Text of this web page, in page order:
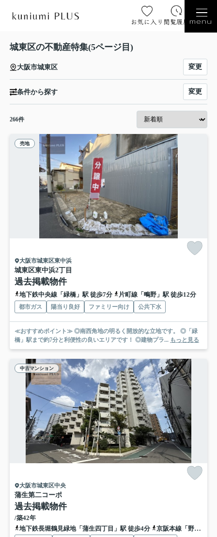
お気に入り 閲覧履歴 menu
城東区の不動産特集(5ページ目)
大阪市城東区 変更
条件から探す 変更
266件
売地
大阪市城東区東中浜
城東区東中浜2丁目
過去掲載物件
地下鉄中央線「緑橋」駅 徒歩7分 片町線「鴫野」駅 徒歩12分
都市ガス 陽当り良好 ファミリー向け 公共下水
≪おすすめポイント≫ ◎南西角地の明るく開放的な立地です。 ◎「緑
橋」駅まで約7分と利便性の良いエリアです！ ◎建物プラ... もっと見る
中古マンション
大阪市城東区中央
蒲生第二コーポ
過去掲載物件
/築42年
地下鉄長堀鶴見緑地「蒲生四丁目」駅 徒歩4分
京阪本線「野江」駅 徒歩12分